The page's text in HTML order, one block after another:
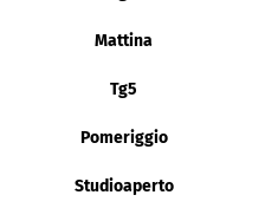
Mattina
Tg5
Pomeriggio
Studioaperto